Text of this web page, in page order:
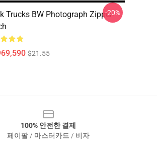
Trucks BW Photograph Zipper
$21.55
-20%
100% 안전한 결제
페이팔 / 마스터카드 / 비자